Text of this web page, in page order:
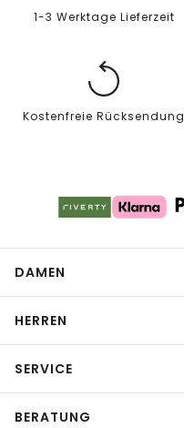
1-3 Werktage Lieferzeit
Kostenfreie Rücksendung
DAMEN
HERREN
SERVICE
BERATUNG